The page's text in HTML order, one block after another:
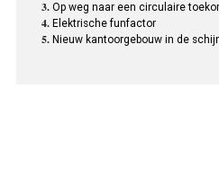
Op weg naar een circulaire
Elektrische funfactor
Nieuw kantoorgebouw in de